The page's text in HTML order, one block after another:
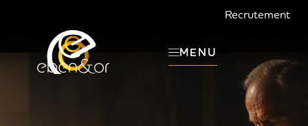
Recrutement
MENU